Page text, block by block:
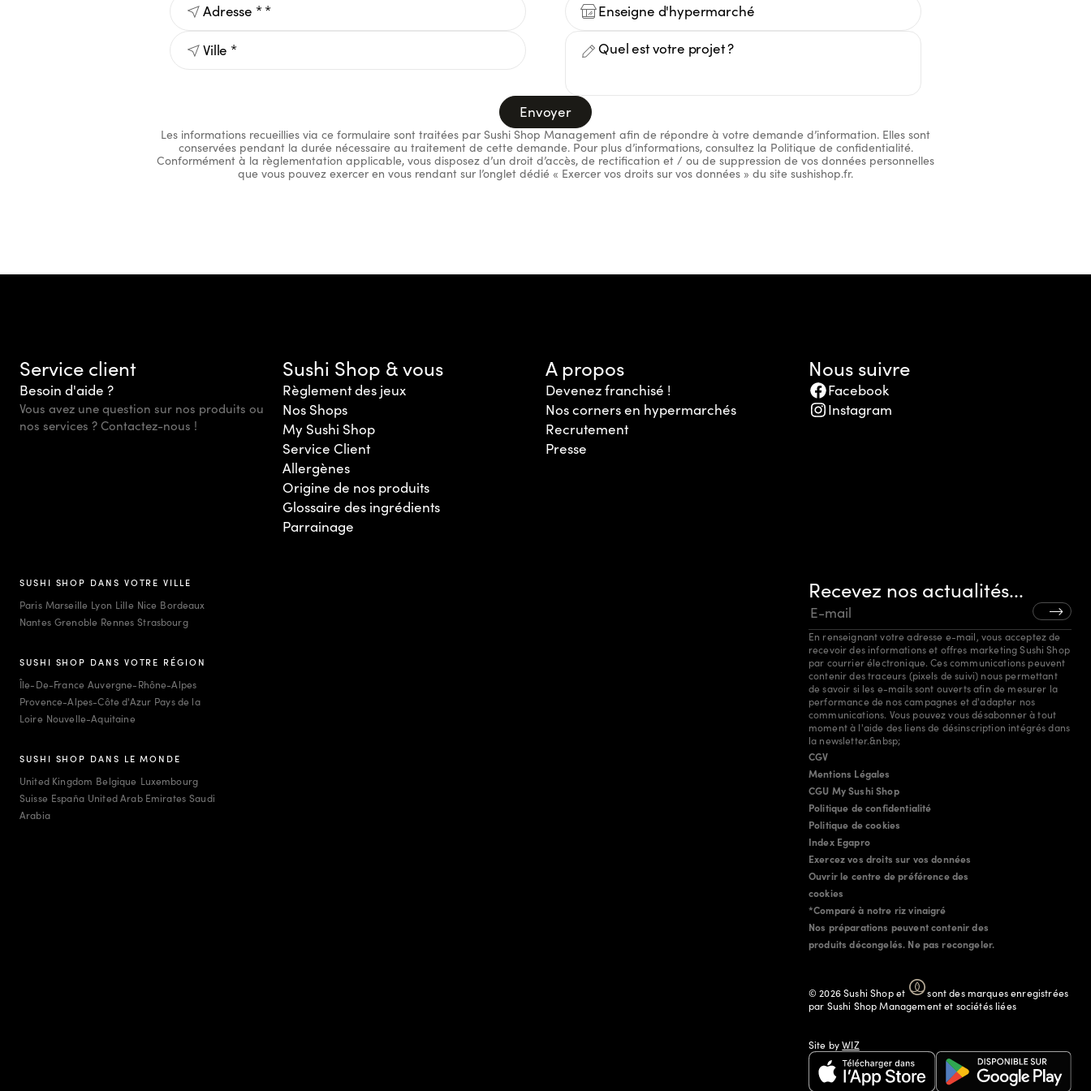
Envoyer
Les informations recueillies via ce formulaire sont traitées par Sushi Shop Management afin de répondre à votre demande d’information. Elles sont
conservées pendant la durée nécessaire au traitement de cette demande. Pour plus d’informations, consultez la Politique de confidentialité.
Conformément à la règlementation applicable, vous disposez d’un droit d’accès, de rectification et / ou de suppression de vos données personnelles
que vous pouvez exercer en vous rendant sur l’onglet dédié « Exercer vos droits sur vos données » du site sushishop.fr.
Service client
Besoin d'aide ?
Vous avez une question sur nos produits ou
nos services ? Contactez-nous !
Sushi Shop & vous
Règlement des jeux
Nos Shops
My Sushi Shop
Service Client
Allergènes
Origine de nos produits
Glossaire des ingrédients
Parrainage
A propos
Devenez franchisé !
Nos corners en hypermarchés
Recrutement
Presse
Nous suivre
Facebook
Instagram
SUSHI SHOP DANS VOTRE VILLE
Paris Marseille Lyon Lille Nice Bordeaux
Nantes Grenoble Rennes Strasbourg
SUSHI SHOP DANS VOTRE RÉGION
Île-De-France Auvergne-Rhône-Alpes
Provence-Alpes-Côte d'Azur Pays de la
Loire Nouvelle-Aquitaine
SUSHI SHOP DANS LE MONDE
United Kingdom Belgique Luxembourg
Suisse España United Arab Emirates Saudi
Arabia
Recevez nos actualités...
En renseignant votre adresse e-mail, vous acceptez de
recevoir des informations et offres marketing Sushi Shop
par courrier électronique. Ces communications peuvent
contenir des traceurs (pixels de suivi) nous permettant
de savoir si les e-mails sont ouverts afin de mesurer la
performance de nos campagnes et d'adapter nos
communications. Vous pouvez vous désabonner à tout
moment à l'aide des liens de désinscription intégrés dans
la newsletter.&nbsp;
CGV
Mentions Légales
CGU My Sushi Shop
Politique de confidentialité
Politique de cookies
Index Egapro
Exercez vos droits sur vos données
Ouvrir le centre de préférence des
cookies
*Comparé à notre riz vinaigré
Nos préparations peuvent contenir des
produits décongelés. Ne pas recongeler.
©2026Sushi Shopet
sont des marques enregistrées
par Sushi Shop Management et sociétés liées
Site by WIZ